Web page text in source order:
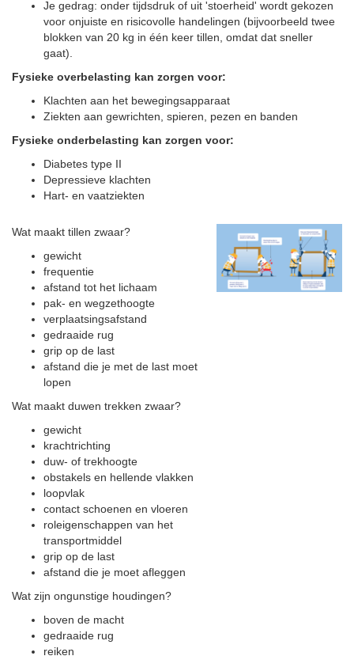
Je gedrag: onder tijdsdruk of uit 'stoerheid' wordt gekozen
voor onjuiste en risicovolle handelingen (bijvoorbeeld twee
blokken van 20 kg in één keer tillen, omdat dat sneller
gaat).
Fysieke overbelasting kan zorgen voor:
Klachten aan het bewegingsapparaat
Ziekten aan gewrichten, spieren, pezen en banden
Fysieke onderbelasting kan zorgen voor:
Diabetes type II
Depressieve klachten
Hart- en vaatziekten
Wat maakt tillen zwaar?
gewicht
frequentie
afstand tot het lichaam
pak- en wegzethoogte
verplaatsingsafstand
gedraaide rug
grip op de last
afstand die je met de last moet
lopen
Wat maakt duwen trekken zwaar?
gewicht
krachtrichting
duw- of trekhoogte
obstakels en hellende vlakken
loopvlak
contact schoenen en vloeren
roleigenschappen van het
transportmiddel
grip op de last
afstand die je moet afleggen
Wat zijn ongunstige houdingen?
boven de macht
gedraaide rug
reiken